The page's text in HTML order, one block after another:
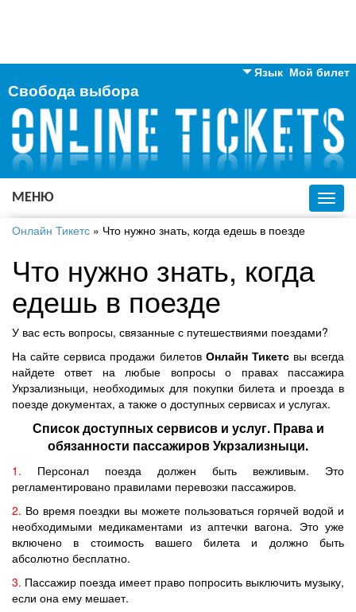
Мой билет
Язык
Английский
Русский
Украинский
Свобода выбора
МЕНЮ
Онлайн Тикетс » Что нужно знать, когда едешь в поезде
Что нужно знать, когда
едешь в поезде
У вас есть вопросы, связанные с путешествиями поездами?
На сайте сервиса продажи билетов Онлайн Тикетсвы всегда
найдете ответ на любые вопросы о правах пассажира
Укрзализныци, необходимых для покупки билета и проезда в
поезде документах, а также о доступных сервисах и услугах.
Список доступных сервисов и услуг. Права и
обязанности пассажиров Укрзализныци.
1. Персонал поезда должен быть вежливым. Это
регламентировано правилами перевозки пассажиров.
2. Во время поездки вы можете пользоваться горячей водой и
необходимыми медикаментами из аптечки вагона. Это уже
включено в стоимость вашего билета и должно быть
абсолютно бесплатно.
3. Пассажир поезда имеет право попросить выключить музыку,
если она ему мешает.